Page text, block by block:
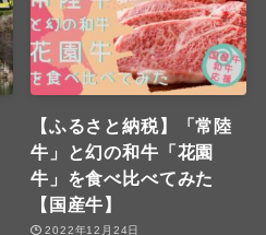
【ふるさと納税】「常陸
牛」と幻の和牛「花園
牛」を食べ比べてみた
【国産牛】
2022年12月24日